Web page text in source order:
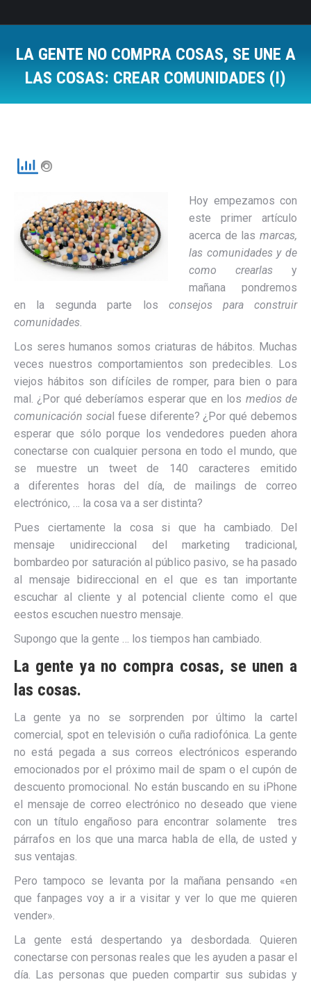
LA GENTE NO COMPRA COSAS, SE UNE A
LAS COSAS: CREAR COMUNIDADES (I)
Hoy empezamos con
este primer artículo
acerca de las marcas,
las comunidades y de
como crearlas y
mañana pondremos
en la segunda parte los consejos para construir
comunidades.
Los seres humanos somos criaturas de hábitos. Muchas
veces nuestros comportamientos son predecibles. Los
viejos hábitos son difíciles de romper, para bien o para
mal. ¿Por qué deberíamos esperar que en los medios de
comunicación social fuese diferente? ¿Por qué debemos
esperar que sólo porque los vendedores pueden ahora
conectarse con cualquier persona en todo el mundo, que
se muestre un tweet de 140 caracteres emitido
a diferentes horas del día, de mailings de correo
electrónico, … la cosa va a ser distinta?
Pues ciertamente la cosa si que ha cambiado. Del
mensaje unidireccional del marketing tradicional,
bombardeo por saturación al público pasivo, se ha pasado
al mensaje bidireccional en el que es tan importante
escuchar al cliente y al potencial cliente como el que
eestos escuchen nuestro mensaje.
Supongo que la gente … los tiempos han cambiado.
La gente ya no compra cosas, se unen a
las cosas.
La gente ya no se sorprenden por último la cartel
comercial, spot en televisión o cuña radiofónica. La gente
no está pegada a sus correos electrónicos esperando
emocionados por el próximo mail de spam o el cupón de
descuento promocional. No están buscando en su iPhone
el mensaje de correo electrónico no deseado que viene
con un título engañoso para encontrar solamente tres
párrafos en los que una marca habla de ella, de usted y
sus ventajas.
Pero tampoco se levanta por la mañana pensando «en
que fanpages voy a ir a visitar y ver lo que me quieren
vender».
La gente está despertando ya desbordada. Quieren
conectarse con personas reales que les ayuden a pasar el
día. Las personas que pueden compartir sus subidas y